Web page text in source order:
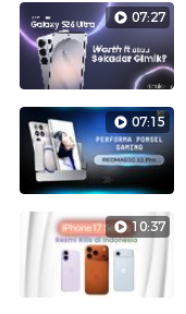
07:27
07:15
10:37